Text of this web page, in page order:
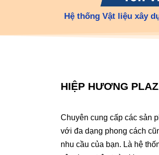
Hệ thống Vật liệu xây
HIỆP HƯƠNG
Chuyên cung cấp các sản
với đa dạng phong cách
nhu cầu của bạn. Là hệ